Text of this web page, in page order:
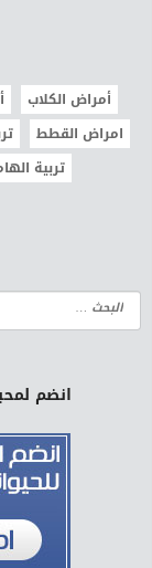
أمراض الكلاب
امراض القطط
تربية
انضم